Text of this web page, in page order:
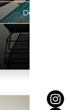
Découvrir